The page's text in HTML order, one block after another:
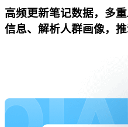
高频更新笔记数据，多
信息、解析人群画像，推